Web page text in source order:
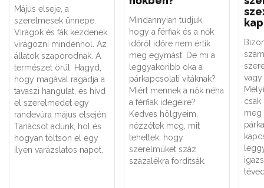
Május elseje, a
szerelmesek ünnepe.
Virágok és fák kezdenek
virágozni mindenhol. Az
állatok szaporodnak. A
természet örül. Hagyd,
hogy magával ragadja a
tavaszi hangulat, és hívd
el szerelmedet egy
randevúra május elsején.
Tanácsot adunk, hol és
hogyan töltsön el egy
ilyen varázslatos napot.
Mindannyian tudjuk,
hogy a férfiak és a nők
időről időre nem értik
meg egymást. De mi a
leggyakoribb oka a
párkapcsolati vitáknak?
Miért mennek a nők néha
a férfiak idegeire?
Kedves hölgyeim,
nézzétek meg, mit
tehettek, hogy
szerelmüket száz
százalékra fordítsák.
vagy
csak
meg